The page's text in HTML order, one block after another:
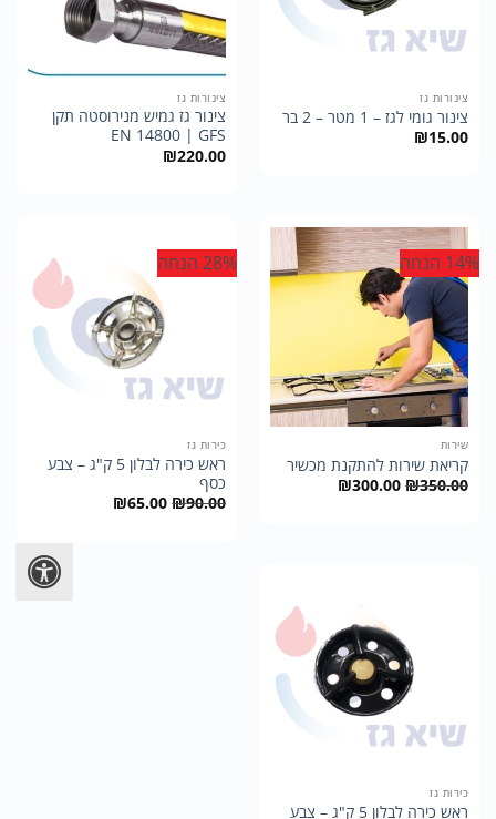
צינורות גז
צינור גומי לגז – 1 מטר – 2 בר
₪15.00
צינורות גז
צינור גז גמיש מנירוסטה תקן
EN 14800 | GFS
₪220.00
14% הנחה
שירות
קריאת שירות להתקנת מכשיר
₪350.00 המחיר
המקורי
₪300.00 המחיר
הנוכחי
28% הנחה
כירות גז
ראש כירה לבלון 5 ק"ג – צבע
כסף
₪90.00 המחיר₪65.00 המחיר
כירות גז
ראש כירה לבלון 5 ק"ג – צבע